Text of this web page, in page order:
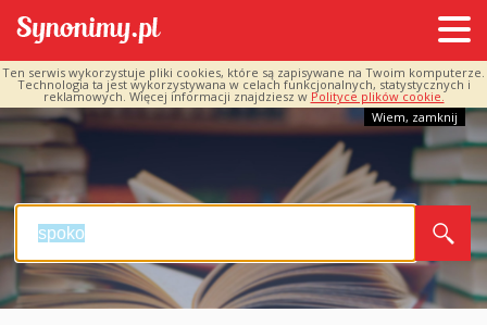
Ten serwis wykorzystuje pliki cookies, które są zapisywane na Twoim komputerze.
Technologia ta jest wykorzystywana w celach funkcjonalnych, statystycznych i
reklamowych. Więcej informacji znajdziesz w Polityce plików cookie.
Wiem, zamknij